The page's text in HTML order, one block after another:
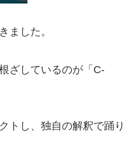
ました。
ざしているのが「C-
トし、独自の解釈で踊り